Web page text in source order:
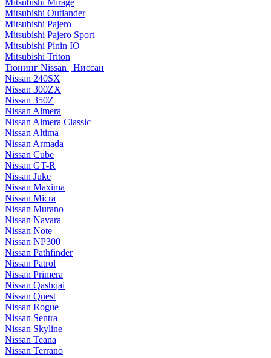
Mitsubishi Mirage
Mitsubishi Outlander
Mitsubishi Pajero
Mitsubishi Pajero Sport
Mitsubishi Pinin IO
Mitsubishi Triton
Тюнинг Nissan | Ниссан
Nissan 240SX
Nissan 300ZX
Nissan 350Z
Nissan Almera
Nissan Almera Classic
Nissan Altima
Nissan Armada
Nissan Cube
Nissan GT-R
Nissan Juke
Nissan Maxima
Nissan Micra
Nissan Murano
Nissan Navara
Nissan Note
Nissan NP300
Nissan Pathfinder
Nissan Patrol
Nissan Primera
Nissan Qashqai
Nissan Quest
Nissan Rogue
Nissan Sentra
Nissan Skyline
Nissan Teana
Nissan Terrano